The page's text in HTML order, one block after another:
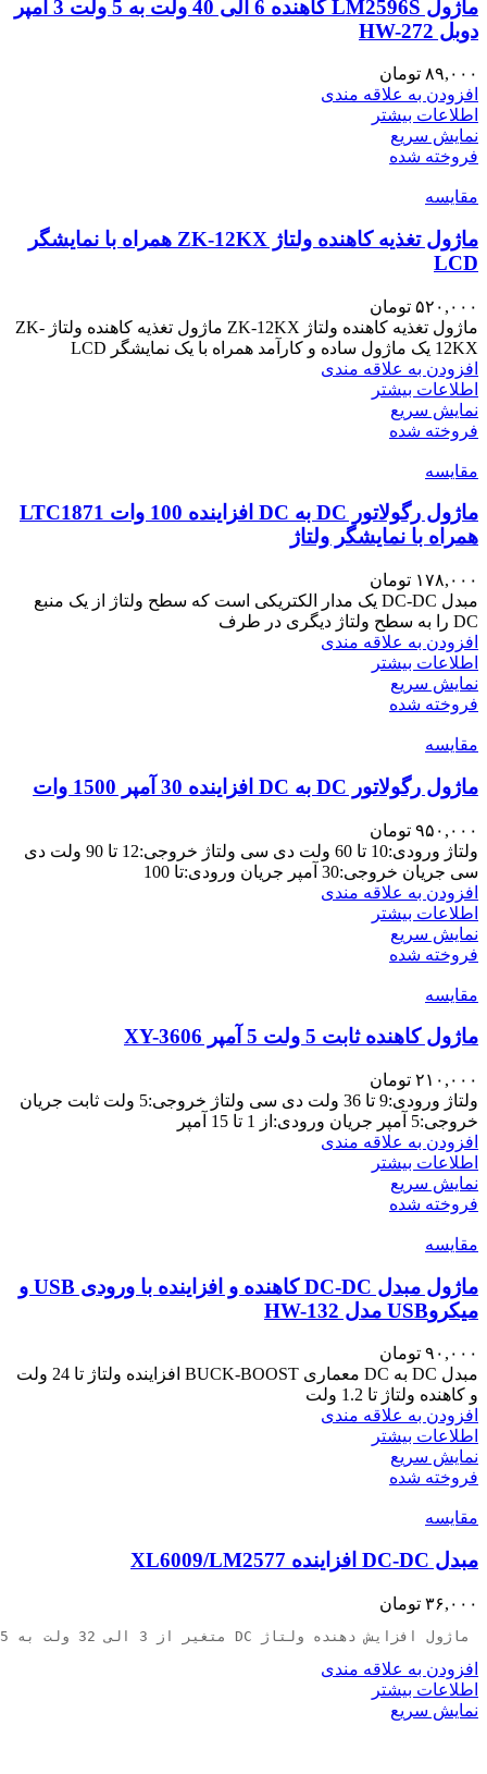
ماژول LM2596S کاهنده 6 الی 40 ولت به 5 ولت 3 آمپر
دوبل HW-272
۸۹,۰۰۰ تومان
افزودن به علاقه مندی
اطلاعات بیشتر
نمایش سریع
فروخته شده
مقايسه
ماژول تغذیه کاهنده ولتاژ ZK-12KX همراه با نمایشگر
LCD
۵۲۰,۰۰۰ تومان
ماژول تغذیه کاهنده ولتاژ ZK-12KX ماژول تغذیه کاهنده ولتاژ ZK-
12KX یک ماژول ساده و کارآمد همراه با یک نمایشگر LCD
افزودن به علاقه مندی
اطلاعات بیشتر
نمایش سریع
فروخته شده
مقايسه
ماژول رگولاتور DC به DC افزاینده 100 وات LTC1871
همراه با نمایشگر ولتاژ
۱۷۸,۰۰۰ تومان
مبدل DC-DC یک مدار الکتریکی است که سطح ولتاژ از یک منبع
DC را به سطح ولتاژ دیگری در طرف
افزودن به علاقه مندی
اطلاعات بیشتر
نمایش سریع
فروخته شده
مقايسه
ماژول رگولاتور DC به DC افزاینده 30 آمپر 1500 وات
۹۵۰,۰۰۰ تومان
ولتاژ ورودی:10 تا 60 ولت دی سی ولتاژ خروجی:12 تا 90 ولت دی
سی جریان خروجی:30 آمپر جریان ورودی:تا 100
افزودن به علاقه مندی
اطلاعات بیشتر
نمایش سریع
فروخته شده
مقايسه
ماژول کاهنده ثابت 5 ولت 5 آمپر XY-3606
۲۱۰,۰۰۰ تومان
ولتاژ ورودی:9 تا 36 ولت دی سی ولتاژ خروجی:5 ولت ثابت جریان
خروجی:5 آمپر جریان ورودی:از 1 تا 15 آمپر
افزودن به علاقه مندی
اطلاعات بیشتر
نمایش سریع
فروخته شده
مقايسه
ماژول مبدل DC-DC کاهنده و افزاینده با ورودی USB و
میکروUSB مدل HW-132
۹۰,۰۰۰ تومان
مبدل DC به DC معماری BUCK-BOOST افزاینده ولتاژ تا 24 ولت
و کاهنده ولتاژ تا 1.2 ولت
افزودن به علاقه مندی
اطلاعات بیشتر
نمایش سریع
فروخته شده
مقايسه
مبدل DC-DC افزاینده XL6009/LM2577
۳۶,۰۰۰ تومان
ماژول افزایش دهنده ولتاژ DC متغیر از 3 الی 32 ولت به 5 الی 35 ولت
افزودن به علاقه مندی
اطلاعات بیشتر
نمایش سریع